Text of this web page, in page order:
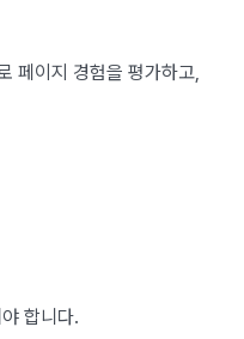
페이지 경험을 평가하고,
합니다.